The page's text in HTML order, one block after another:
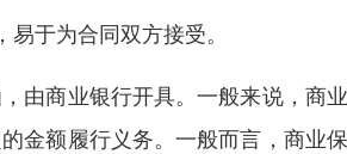
于为合同双方接受。
由商业银行开具。一般来说，商
金额履行义务。一般而言，商业